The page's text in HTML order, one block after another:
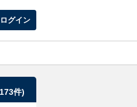
ログイン
件)